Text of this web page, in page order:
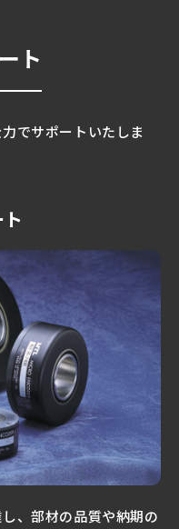
ト
でサポートいたしま
、部材の品質や納期の